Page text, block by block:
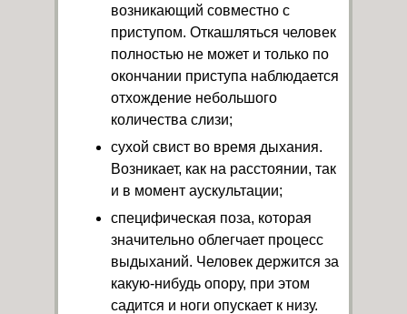
возникающий совместно с
приступом. Откашляться человек
полностью не может и только по
окончании приступа наблюдается
отхождение небольшого
количества слизи;
сухой свист во время дыхания.
Возникает, как на расстоянии, так
и в момент аускультации;
специфическая поза, которая
значительно облегчает процесс
выдыханий. Человек держится за
какую-нибудь опору, при этом
садится и ноги опускает к низу.